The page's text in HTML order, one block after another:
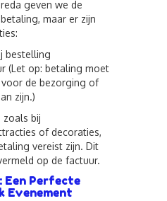
geven we de
maar er zijn
bestelling
(Let op: betaling moet
de bezorging of
zijn.)
zoals bij
of decoraties,
vereist zijn. Dit
op de factuur.
Een Perfecte
Evenement